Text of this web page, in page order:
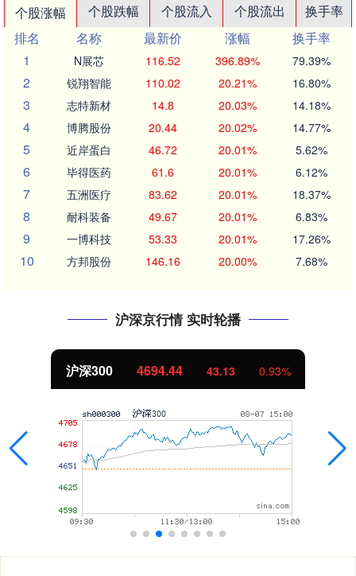
个股涨幅 个股跌幅 个股流入 个股流出
换手率
排名
名称 最新价 涨幅
换手率
1
N展芯 116.52 396.89% 79.39%
2 锐翔智能 110.02 20.21% 16.80%
3 志特新材 14.8 20.03% 14.18%
4 博腾股份 20.44 20.02% 14.77%
5 近岸蛋白 46.72 20.01% 5.62%
6 毕得医药 61.6 20.01% 6.12%
7 五洲医疗 83.62 20.01% 18.37%
8 耐科装备 49.67 20.01% 6.83%
9 一博科技 53.33 20.01% 17.26%
10 方邦股份 146.16 20.00% 7.68%
沪深京行情 实时轮播
北证50 1134.24 11.37 1.01%